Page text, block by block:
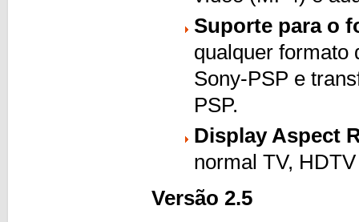
Suporte para o
qualquer formato
Sony-PSP e
PSP.
Display Aspect
normal TV,
Versão 2.5